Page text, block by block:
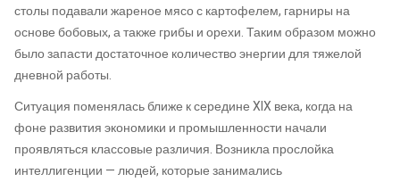
столы подавали жареное мясо с картофелем, гарниры на
основе бобовых, а также грибы и орехи. Таким образом можно
было запасти достаточное количество энергии для тяжелой
дневной работы.
Ситуация поменялась ближе к середине XIX века, когда на
фоне развития экономики и промышленности начали
проявляться классовые различия. Возникла прослойка
интеллигенции — людей, которые занимались